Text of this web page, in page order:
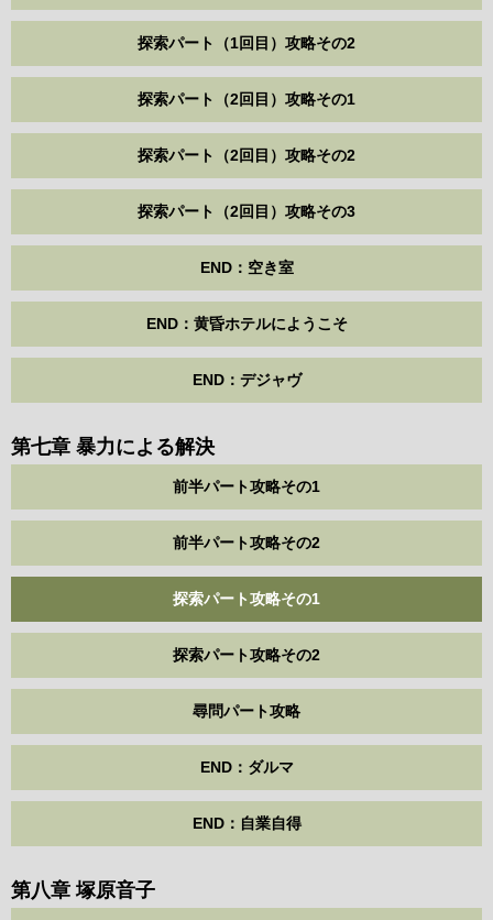
探索パート（1回目）攻略その2
探索パート（2回目）攻略その1
探索パート（2回目）攻略その2
探索パート（2回目）攻略その3
END：空き室
END：黄昏ホテルにようこそ
END：デジャヴ
第七章 暴力による解決
前半パート攻略その1
前半パート攻略その2
探索パート攻略その1
探索パート攻略その2
尋問パート攻略
END：ダルマ
END：自業自得
第八章 塚原音子